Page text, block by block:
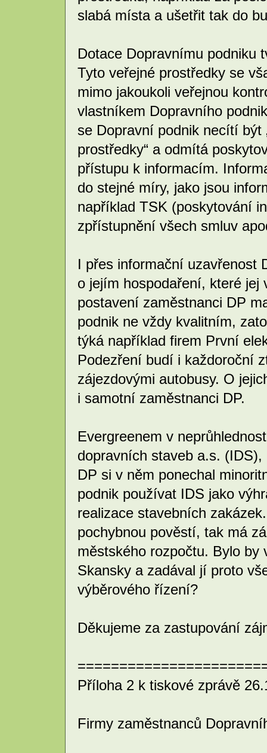
slabá místa a ušetřit tak do
Dotace Dopravnímu podniku
Tyto veřejné prostředky se
mimo jakoukoli veřejnou
vlastníkem Dopravního
se Dopravní podnik necítí
prostředky“ a odmítá
přístupu k informacím.
do stejné míry, jako jsou
například TSK (poskytování
zpřístupnění všech smluv
I přes informační uzavřenost
o jejím hospodaření, které jej
postavení zaměstnanci DP
podnik ne vždy kvalitním,
týká například firem První
Podezření budí i každoroční
zájezdovými autobusy. O
i samotní zaměstnanci DP.
Evergreenem v
dopravních staveb a.s.
DP si v něm ponechal
podnik používat IDS jako
realizace stavebních
pochybnou pověstí, tak má
městského rozpočtu. Bylo
Skansky a zadával jí proto
výběrového řízení?
Děkujeme za zastupování
Příloha 2 k tiskové zprávě
Firmy zaměstnanců